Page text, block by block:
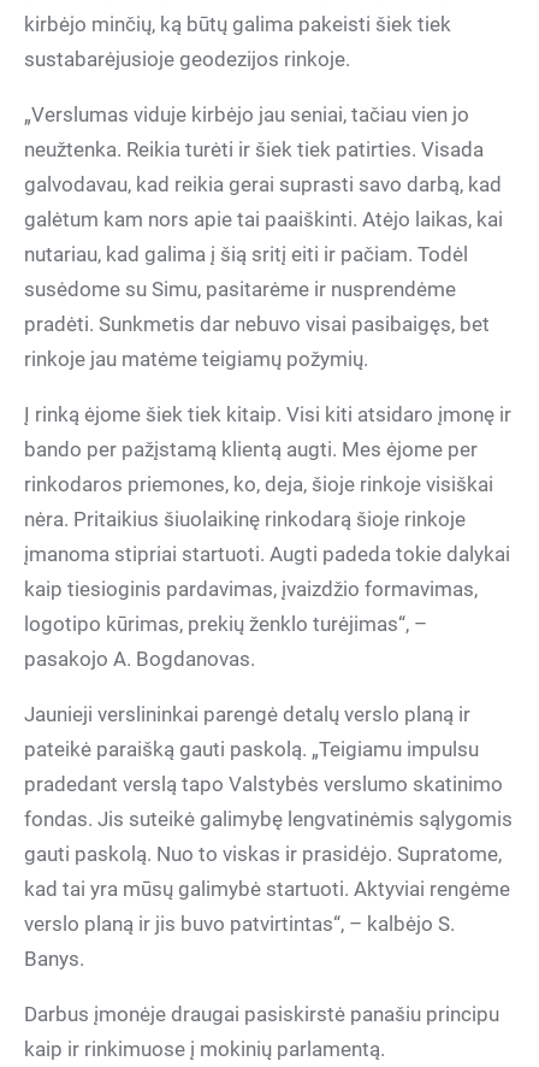
kirbėjo minčių, ką būtų galima pakeisti šiek tiek
sustabarėjusioje geodezijos rinkoje.
„Verslumas viduje kirbėjo jau seniai, tačiau vien jo
neužtenka. Reikia turėti ir šiek tiek patirties. Visada
galvodavau, kad reikia gerai suprasti savo darbą, kad
galėtum kam nors apie tai paaiškinti. Atėjo laikas, kai
nutariau, kad galima į šią sritį eiti ir pačiam. Todėl
susėdome su Simu, pasitarėme ir nusprendėme
pradėti. Sunkmetis dar nebuvo visai pasibaigęs, bet
rinkoje jau matėme teigiamų požymių.
Į rinką ėjome šiek tiek kitaip. Visi kiti atsidaro įmonę ir
bando per pažįstamą klientą augti. Mes ėjome per
rinkodaros priemones, ko, deja, šioje rinkoje visiškai
nėra. Pritaikius šiuolaikinę rinkodarą šioje rinkoje
įmanoma stipriai startuoti. Augti padeda tokie dalykai
kaip tiesioginis pardavimas, įvaizdžio formavimas,
logotipo kūrimas, prekių ženklo turėjimas“, –
pasakojo A. Bogdanovas.
Jaunieji verslininkai parengė detalų verslo planą ir
pateikė paraišką gauti paskolą. „Teigiamu impulsu
pradedant verslą tapo Valstybės verslumo skatinimo
fondas. Jis suteikė galimybę lengvatinėmis sąlygomis
gauti paskolą. Nuo to viskas ir prasidėjo. Supratome,
kad tai yra mūsų galimybė startuoti. Aktyviai rengėme
verslo planą ir jis buvo patvirtintas“, – kalbėjo S.
Banys.
Darbus įmonėje draugai pasiskirstė panašiu principu
kaip ir rinkimuose į mokinių parlamentą.